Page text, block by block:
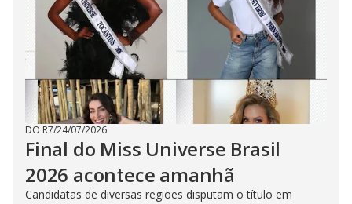
DO R7/24/07/2026
Final do Miss Universe Brasil
2026 acontece amanhã
Candidatas de diversas regiões disputam o título em